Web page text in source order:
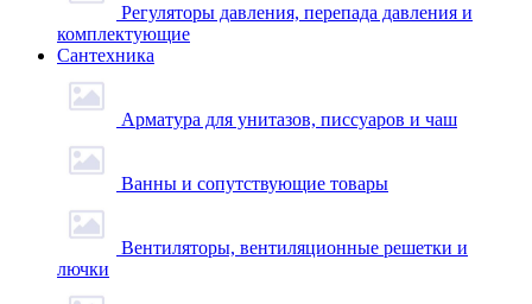
Регуляторы давления, перепада давления и
комплектующие
Сантехника
Арматура для унитазов, писсуаров и чаш
Ванны и сопутствующие товары
Вентиляторы, вентиляционные решетки и
лючки